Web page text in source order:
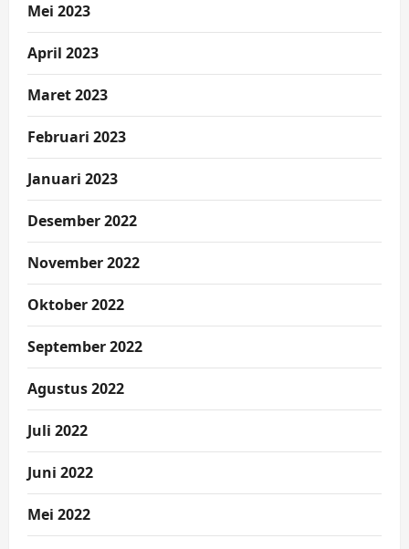
Mei 2023
April 2023
Maret 2023
Februari 2023
Januari 2023
Desember 2022
November 2022
Oktober 2022
September 2022
Agustus 2022
Juli 2022
Juni 2022
Mei 2022